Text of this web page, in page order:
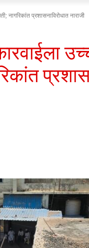
नागरिकांत प्रशासनाविरोधात नाराजी